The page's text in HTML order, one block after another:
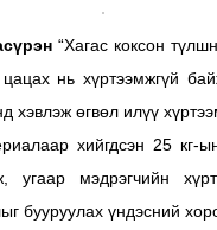
“Хагас коксон
нь хүртээмжгүй
хэвлэж өгвөл илүү
хийгдсэн 25 кг-
угаар мэдрэгчийн
бууруулах үндэсний